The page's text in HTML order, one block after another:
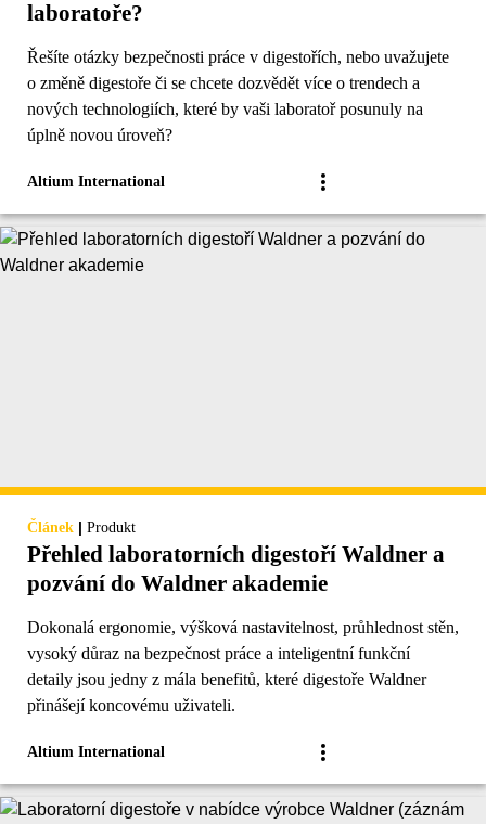
laboratoře?
Řešíte otázky bezpečnosti práce v digestořích, nebo uvažujete
o změně digestoře či se chcete dozvědět více o trendech a
nových technologiích, které by vaši laboratoř posunuly na
úplně novou úroveň?
Altium International
Článek | Produkt
Přehled laboratorních digestoří Waldner a
pozvání do Waldner akademie
Dokonalá ergonomie, výšková nastavitelnost, průhlednost stěn,
vysoký důraz na bezpečnost práce a inteligentní funkční
detaily jsou jedny z mála benefitů, které digestoře Waldner
přinášejí koncovému uživateli.
Altium International